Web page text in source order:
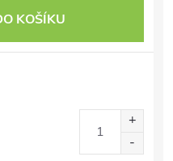
KOŠÍKU